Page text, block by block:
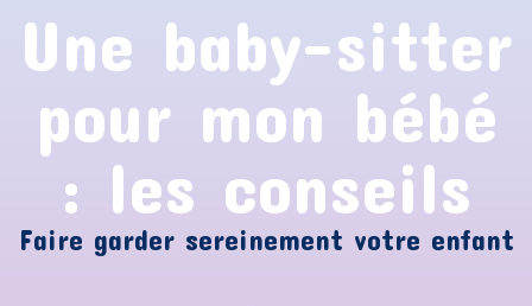
Une baby-sitter
pour mon bébé
: les conseils
Faire garder sereinement votre enfant